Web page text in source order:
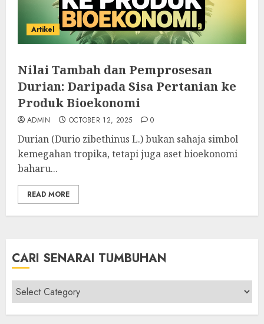
Artikel
Nilai Tambah dan Pemprosesan
Durian: Daripada Sisa Pertanian ke
Produk Bioekonomi
ADMIN OCTOBER 12, 2025 0
Durian (Durio zibethinus L.) bukan sahaja simbol
kemegahan tropika, tetapi juga aset bioekonomi
baharu...
READ MORE
CARI SENARAI TUMBUHAN
Cari
Senarai
Tumbuhan